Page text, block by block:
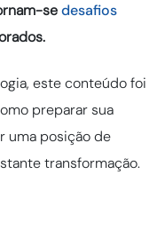
sedesafios
este conteúdo foi
preparar sua
uma posição de
transformação.